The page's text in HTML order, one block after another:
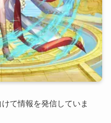
て情報を発信していま